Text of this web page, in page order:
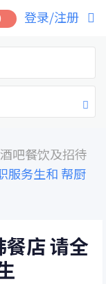
登录/注册
酒吧餐饮及招待
服务生和 帮厨
餐店 请全